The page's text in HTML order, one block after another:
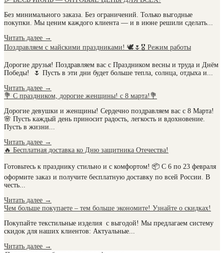
Без минимального заказа. Без ограничений. Только выгодные
покупки. Мы ценим каждого клиента — и в июне решили сделать...
Читать далее →
Поздравляем с майскими праздниками! 🕊️🌷🎖️ Режим работы
Дорогие друзья! Поздравляем вас с Праздником весны и труда и Днём
Победы! 🌷 Пусть в эти дни будет больше тепла, солнца, отдыха и...
Читать далее →
💐 С праздником, дорогие женщины! с 8 марта!💐
Дорогие девушки и женщины! Сердечно поздравляем вас с 8 Марта!
🌸 Пусть каждый день приносит радость, легкость и вдохновение.
Пусть в жизни...
Читать далее →
🔥 Бесплатная доставка ко Дню защитника Отечества!
Готовьтесь к празднику стильно и с комфортом! 📦 С 6 по 23 февраля
оформите заказ и получите бесплатную доставку по всей России. В
честь...
Читать далее →
Чем больше покупаете – тем больше экономите! Узнайте о скидках!
Покупайте текстильные изделия с выгодой! Мы предлагаем систему
скидок для наших клиентов: Актуальные...
Читать далее →